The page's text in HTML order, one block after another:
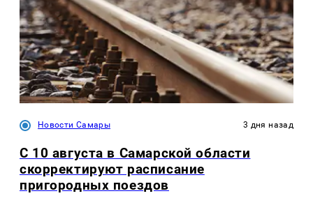
Новости Самары 3 дня назад
С 10 августа в Самарской области
скорректируют расписание
пригородных поездов